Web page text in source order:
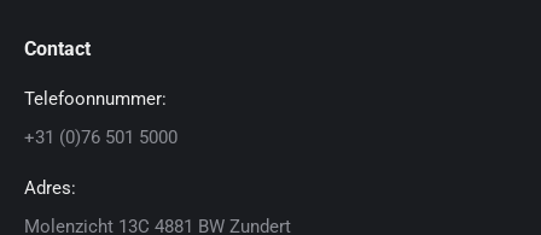
Contact
Telefoonnummer:
+31 (0)76 501 5000
Adres:
Molenzicht 13C 4881 BW Zundert